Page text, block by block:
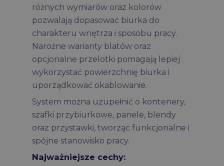
różnych wymiarów oraz kolorów
pozwalają dopasować biurka do
charakteru wnętrza i sposobu pracy.
Narożne warianty blatów oraz
opcjonalne przelotki pomagają lepiej
wykorzystać powierzchnię biurka i
uporządkować okablowanie.
System można uzupełnić o kontenery,
szafki przybiurkowe, panele, blendy
oraz przystawki, tworząc funkcjonalne i
spójne stanowisko pracy.
Najważniejsze cechy: